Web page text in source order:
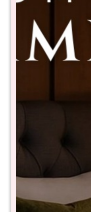
Gold
$
- Tecnología turn
-
-